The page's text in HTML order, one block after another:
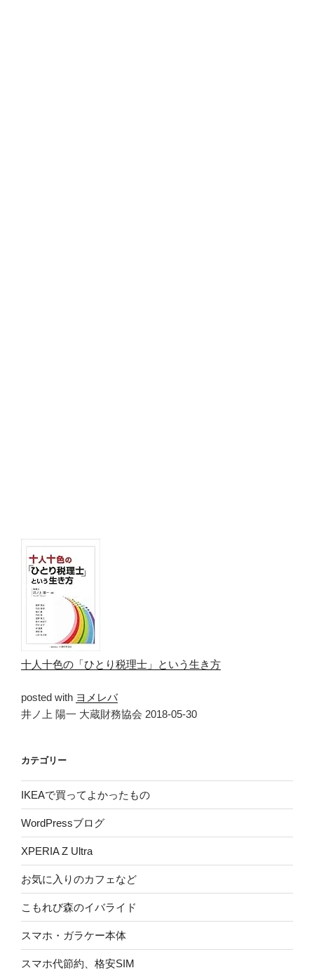
十人十色の「ひとり税理士」という生き方
posted with ヨメレバ
井ノ上 陽一 大蔵財務協会 2018-05-30
カテゴリー
IKEAで買ってよかったもの
WordPressブログ
XPERIA Z Ultra
お気に入りのカフェなど
こもれび森のイバライド
スマホ・ガラケー本体
スマホ代節約、格安SIM